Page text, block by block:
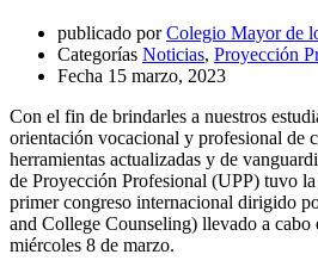
publicado por Colegio Mayor de
Categorías Noticias, Proyección
Fecha 15 marzo, 2023
Con el fin de brindarles a nuestros
orientación vocacional y profesional de
herramientas actualizadas y de
de Proyección Profesional (UPP) tuvo
primer congreso internacional dirigido
and College Counseling) llevado a cabo
miércoles 8 de marzo.